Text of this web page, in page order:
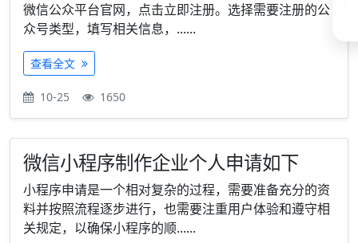
微信公众平台官网，点击立即注册。选择需要注册的公
众号类型，填写相关信息，......
查看全文
10-25 1650
微信小程序制作企业个人申请如下
小程序申请是一个相对复杂的过程，需要准备充分的资
料并按照流程逐步进行，也需要注重用户体验和遵守相
关规定，以确保小程序的顺......